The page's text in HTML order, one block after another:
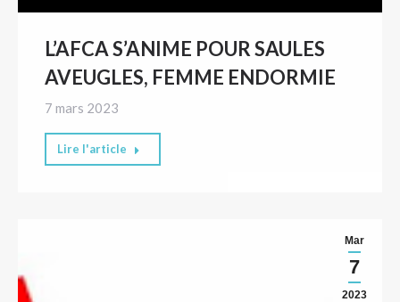
L’AFCA S’ANIME POUR SAULES
AVEUGLES, FEMME ENDORMIE
7 mars 2023
Lire l'article
Mar
7
2023